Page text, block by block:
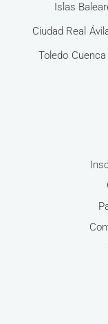
Islas
Ciudad Real
Toledo Cuenca